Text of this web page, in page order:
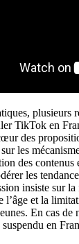
plusieurs
TikTok en
des
les
des contenus
les
insiste sur la
et la
En cas de
en